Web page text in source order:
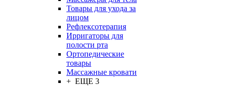
Товары для ухода за
лицом
Рефлексотерапия
Ирригаторы для
полости рта
Ортопедические
товары
Массажные кровати
+ ЕЩЕ 3